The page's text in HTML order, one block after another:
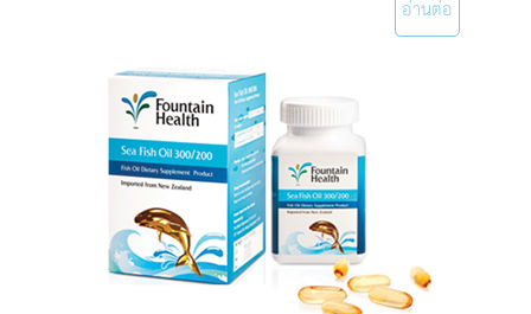
อ่านต่อ